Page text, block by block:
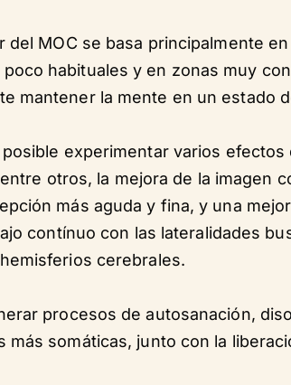
del MOC se basa principalmente
habituales y en zonas muy
mantener la mente en un estado
experimentar varios
otros, la mejora de la imagen
más aguda y fina, y una
contínuo con las lateralidades
cerebrales.
procesos de autosanación,
más somáticas, junto con la